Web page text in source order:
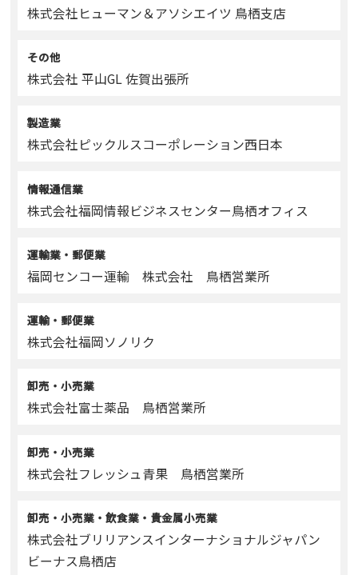
株式会社ヒューマン＆アソシエイツ 鳥栖支店
その他
株式会社 平山GL 佐賀出張所
製造業
株式会社ピックルスコーポレーション西日本
情報通信業
株式会社福岡情報ビジネスセンター鳥栖オフィス
運輸業・郵便業
福岡センコー運輸 株式会社 鳥栖営業所
運輸・郵便業
株式会社福岡ソノリク
卸売・小売業
株式会社富士薬品 鳥栖営業所
卸売・小売業
株式会社フレッシュ青果 鳥栖営業所
卸売・小売業・飲食業・貴金属小売業
株式会社ブリリアンスインターナショナルジャパン
ビーナス鳥栖店